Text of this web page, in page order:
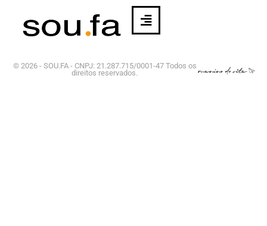
© 2026 - SOU.FA - CNPJ: 21.287.715/0001-47 Todos os
direitos reservados.